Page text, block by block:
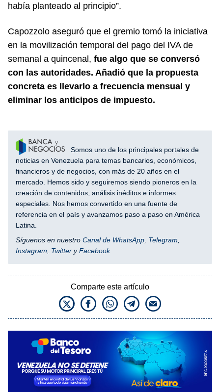
había planteado al principio”.
Capozzolo aseguró que el gremio tomó la iniciativa
en la movilización temporal del pago del IVA de
semanal a quincenal, fue algo que se conversó
con las autoridades. Añadió que la propuesta
concreta es llevarlo a frecuencia mensual y
eliminar los anticipos de impuesto.
Somos uno de los principales portales de
noticias en Venezuela para temas bancarios, económicos,
financieros y de negocios, con más de 20 años en el
mercado. Hemos sido y seguiremos siendo pioneros en la
creación de contenidos, análisis inéditos e informes
especiales. Nos hemos convertido en una fuente de
referencia en el país y avanzamos paso a paso en América
Latina.
Síguenos en nuestro Canal de WhatsApp Telegram
Instagram
Twitter yFacebook
Comparte este artículo